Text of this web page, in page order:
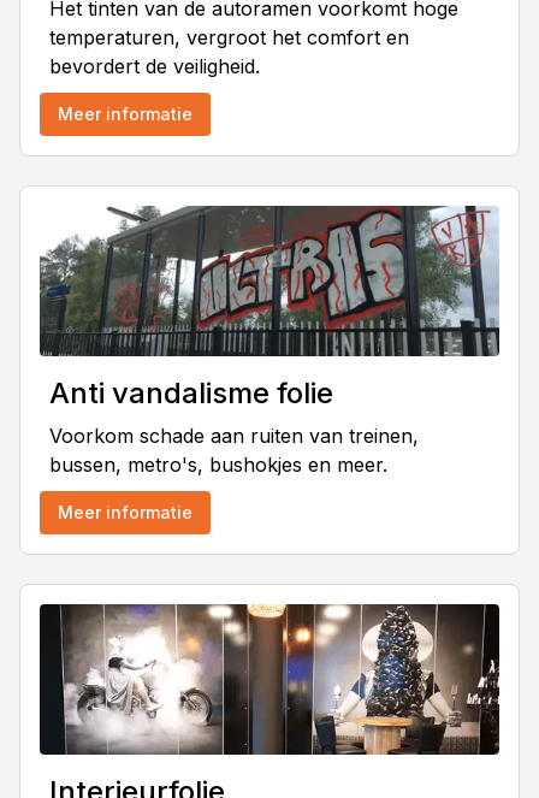
Het tinten van de autoramen voorkomt hoge
temperaturen, vergroot het comfort en
bevordert de veiligheid.
Meer informatie
Anti vandalisme folie
Voorkom schade aan ruiten van treinen,
bussen, metro's, bushokjes en meer.
Meer informatie